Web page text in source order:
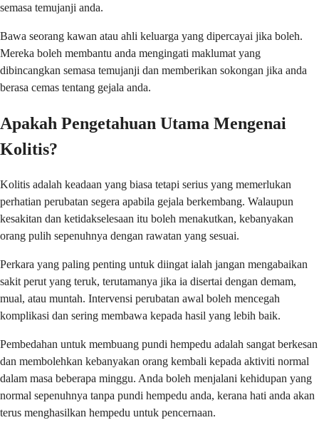
semasa temujanji anda.
Bawa seorang kawan atau ahli keluarga yang dipercayai jika boleh.
Mereka boleh membantu anda mengingati maklumat yang
dibincangkan semasa temujanji dan memberikan sokongan jika anda
berasa cemas tentang gejala anda.
Apakah Pengetahuan Utama Mengenai
Kolitis?
Kolitis adalah keadaan yang biasa tetapi serius yang memerlukan
perhatian perubatan segera apabila gejala berkembang. Walaupun
kesakitan dan ketidakselesaan itu boleh menakutkan, kebanyakan
orang pulih sepenuhnya dengan rawatan yang sesuai.
Perkara yang paling penting untuk diingat ialah jangan mengabaikan
sakit perut yang teruk, terutamanya jika ia disertai dengan demam,
mual, atau muntah. Intervensi perubatan awal boleh mencegah
komplikasi dan sering membawa kepada hasil yang lebih baik.
Pembedahan untuk membuang pundi hempedu adalah sangat berkesan
dan membolehkan kebanyakan orang kembali kepada aktiviti normal
dalam masa beberapa minggu. Anda boleh menjalani kehidupan yang
normal sepenuhnya tanpa pundi hempedu anda, kerana hati anda akan
terus menghasilkan hempedu untuk pencernaan.